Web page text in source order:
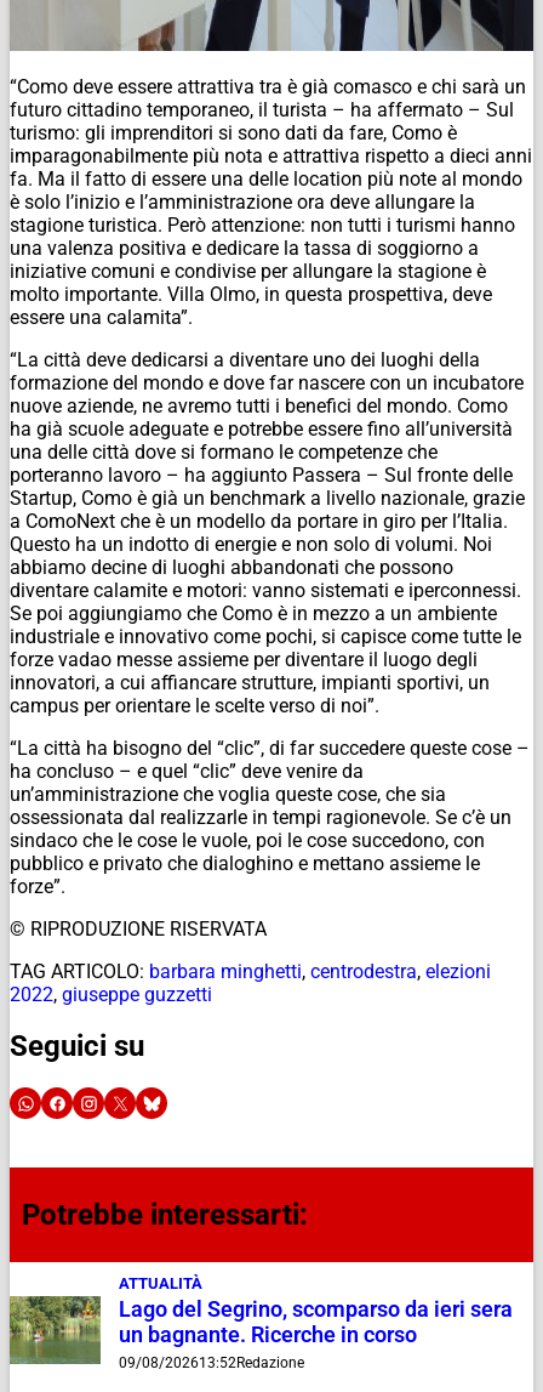
“Como deve essere attrattiva tra è già comasco e chi sarà un
futuro cittadino temporaneo, il turista – ha affermato – Sul
turismo: gli imprenditori si sono dati da fare, Como è
imparagonabilmente più nota e attrattiva rispetto a dieci anni
fa. Ma il fatto di essere una delle location più note al mondo
è solo l’inizio e l’amministrazione ora deve allungare la
stagione turistica. Però attenzione: non tutti i turismi hanno
una valenza positiva e dedicare la tassa di soggiorno a
iniziative comuni e condivise per allungare la stagione è
molto importante. Villa Olmo, in questa prospettiva, deve
essere una calamita”.
“La città deve dedicarsi a diventare uno dei luoghi della
formazione del mondo e dove far nascere con un incubatore
nuove aziende, ne avremo tutti i benefici del mondo. Como
ha già scuole adeguate e potrebbe essere fino all’università
una delle città dove si formano le competenze che
porteranno lavoro – ha aggiunto Passera – Sul fronte delle
Startup, Como è già un benchmark a livello nazionale, grazie
a ComoNext che è un modello da portare in giro per l’Italia.
Questo ha un indotto di energie e non solo di volumi. Noi
abbiamo decine di luoghi abbandonati che possono
diventare calamite e motori: vanno sistemati e iperconnessi.
Se poi aggiungiamo che Como è in mezzo a un ambiente
industriale e innovativo come pochi, si capisce come tutte le
forze vadao messe assieme per diventare il luogo degli
innovatori, a cui affiancare strutture, impianti sportivi, un
campus per orientare le scelte verso di noi”.
“La città ha bisogno del “clic”, di far succedere queste cose –
ha concluso – e quel “clic” deve venire da
un’amministrazione che voglia queste cose, che sia
ossessionata dal realizzarle in tempi ragionevole. Se c’è un
sindaco che le cose le vuole, poi le cose succedono, con
pubblico e privato che dialoghino e mettano assieme le
forze”.
© RIPRODUZIONE RISERVATA
TAG ARTICOLO: barbara minghetti, centrodestra, elezioni
2022, giuseppe guzzetti
Seguici su
Potrebbe interessarti:
ATTUALITÀ
Lago del Segrino, scomparso da ieri sera
un bagnante. Ricerche in corso
09/08/202613:52Redazione